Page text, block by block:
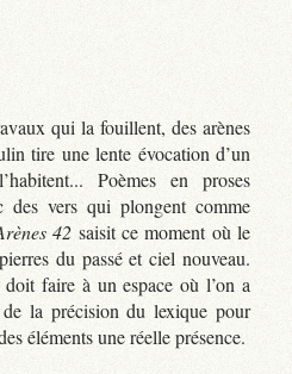
qui la fouillent, des arènes
tire une lente évocation d’un
Poèmes en proses
des vers qui plongent comme
42 saisit ce moment où le
du passé et ciel nouveau.
faire à un espace où l’on a
la précision du lexique pour
éléments une réelle présence.